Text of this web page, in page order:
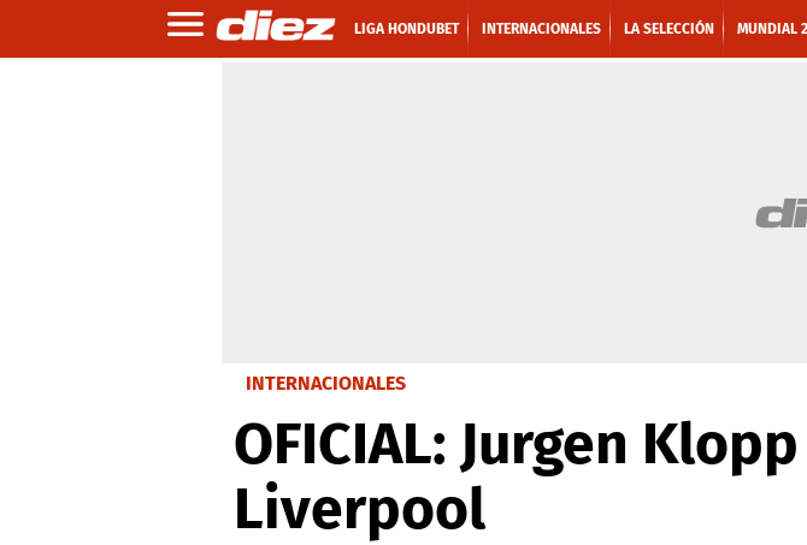
LIGA HONDUBET INTERNACIONALES LA SELECCIÓN MUNDIAL
INTERNACIONALES
OFICIAL: Jurgen
Liverpool